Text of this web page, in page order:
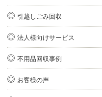
引越しごみ回収
法人様向けサービス
不用品回収事例
お客様の声